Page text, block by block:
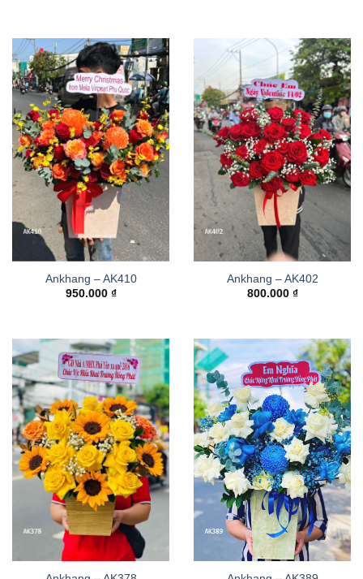
Ankhang – AK410
950.000 ₫
Ankhang – AK402
800.000 ₫